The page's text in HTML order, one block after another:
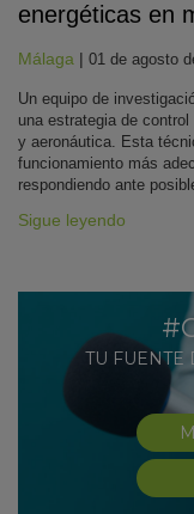
energéticas en
Málaga | 01 de agosto
Un equipo de
una estrategia de
y aeronáutica. Esta
funcionamiento más
respondiendo ante
Sigue leyendo
TU FUENTE